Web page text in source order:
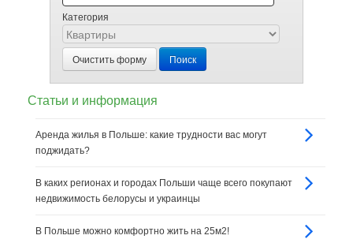
Категория
Очистить форму Поиск
Статьи и информация
Аренда жилья в Польше: какие трудности вас могут
поджидать?
В каких регионах и городах Польши чаще всего покупают
недвижимость белорусы и украинцы
В Польше можно комфортно жить на 25м2!